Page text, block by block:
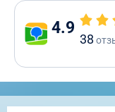
4.9
38